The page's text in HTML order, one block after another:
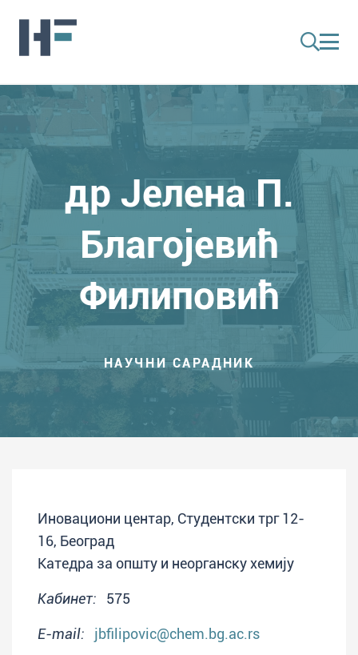
др Јелена П.
Благојевић
Филиповић
НАУЧНИ САРАДНИК
Иновациони центар, Студентски трг 12-
16, Београд
Катедра за општу и неорганску хемију
Кабинет: 575
E-mail: jbfilipovic@chem.bg.ac.rs